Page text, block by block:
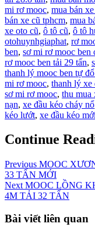
mi rơ mooc, mua bán
bán xe cũ tphcm, mua
xe oto cũ, ô tô cũ, ô tô
otohuynhgiaphat, rơ
ben, sơ mi rơ mooc ben
rơ mooc ben tải 29 tấn,
thanh lý mooc ben tự
mi rơ mooc, thanh lý xe
sơ mi rơ mooc, thu mua
nạn, xe đầu kéo cháy nổ
kéo lướt, xe đầu kéo mới
Continue
Previous MOOC
33 TẤN MỚI
Next MOOC LỒNG
4M TẢI 32 TẤN
Bài viết liên quan